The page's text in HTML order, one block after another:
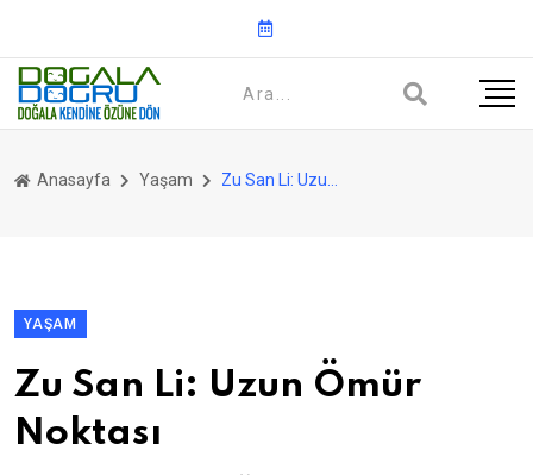
Anasayfa Yaşam
YAŞAM
Zu San Li: Uzun Ömür
Noktası